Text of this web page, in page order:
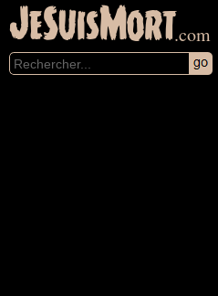
JeSuisMort.com